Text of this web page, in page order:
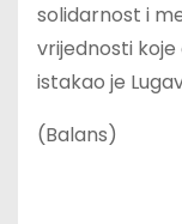
solidarnost i
vrijednosti
istakao je
(Balans)